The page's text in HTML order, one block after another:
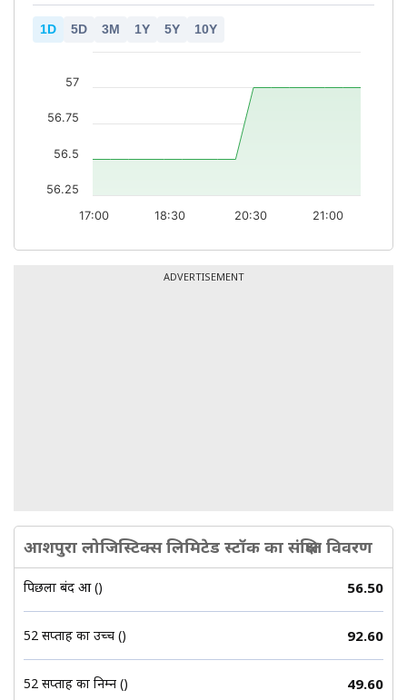
1D 5D 3M 1Y 5Y 10Y
17:00 18:30 20:30 21:00
56.25
56.5
56.75
57
ADVERTISEMENT
आशपुरा लोजिस्टिक्स लिमिटेड स्टॉक का संक्षिप्त विवरण
पिछला बंद हुआ (₹) 56.50
52 सप्ताह का उच्च (₹) 92.60
52 सप्ताह का निम्न (₹) 49.60